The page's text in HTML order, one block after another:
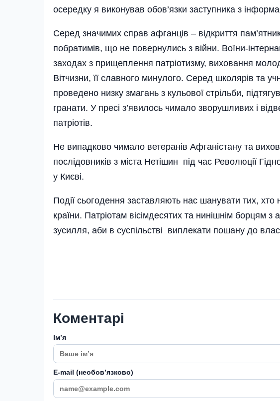
осередку я виконував обов’язки заступника з
Серед значимих справ афганців – відкриття
побратимів, що не повернулись з війни. Воїни-
заходах з прищеплення патріотизму, виховання
Вітчизни, її славного минулого. Серед школярів та
проведено низку змагань з кульової стрільби,
гранати. У пресі з’явилось чимало зворушливих і
патріотів.
Не випадково чимало ветеранів Афганістану та
послідовників з міста Нетішин під час Революції
у Києві.
Події сьогодення заставляють нас шанувати тих, хто
країни. Патріотам вісімдесятих та нинішнім борцям
зусилля, аби в суспільстві виплекати пошану до
Коментарі
Імʼя
E-mail (необовʼязково)